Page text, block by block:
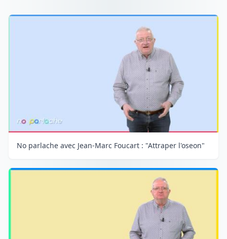
No parlache avec Jean-Marc Foucart : "Attraper l'oseon"